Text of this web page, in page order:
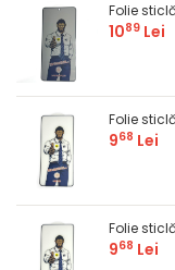
Folie
1089 Lei
Folie
968 Lei
Folie
968 Lei